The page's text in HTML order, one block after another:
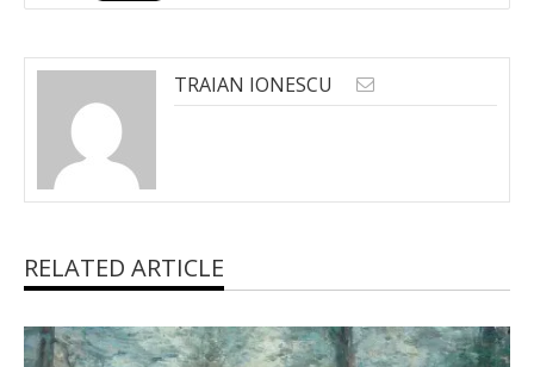
TRAIAN IONESCU
RELATED ARTICLE